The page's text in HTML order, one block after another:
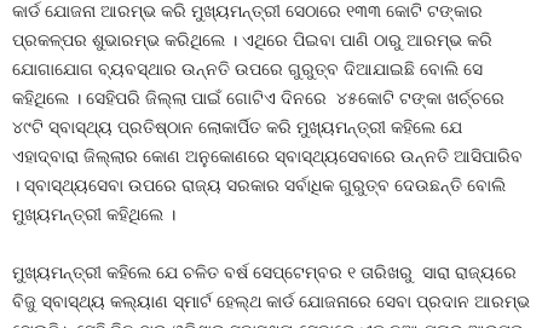
କାର୍ଡ ଯୋଜନା ଆରମ୍ଭ କରି ମୁଖ୍ୟମନ୍ତ୍ରୀ ସେଠାରେ ୧୩୩ କୋଟି ଟଙ୍କାର
ପ୍ରକଳ୍ପର ଶୁଭାରମ୍ଭ କରିଥିଲେ । ଏଥିରେ ପିଇବା ପାଣି ଠାରୁ ଆରମ୍ଭ କରି
ଯୋଗାଯୋଗ ବ୍ୟବସ୍ଥାର ଉନ୍ନତି ଉପରେ ଗୁରୁତ୍ବ ଦିଆଯାଇଛି ବୋଲି ସେ
କହିଥିଲେ । ସେହିପରି ଜିଲ୍ଲା ପାଇଁ ଗୋଟିଏ ଦିନରେ ୪୫କୋଟି ଟଙ୍କା ଖର୍ଚ୍ଚରେ
୪୯ଟି ସ୍ବାସ୍ଥ୍ୟ ପ୍ରତିଷ୍ଠାନ ଲୋକାର୍ପିତ କରି ମୁଖ୍ୟମନ୍ତ୍ରୀ କହିଲେ ଯେ
ଏହାଦ୍ବାରା ଜିଲ୍ଲାର କୋଣ ଅନୁକୋଣରେ ସ୍ବାସ୍ଥ୍ୟସେବାରେ ଉନ୍ନତି ଆସିପାରିବ
। ସ୍ବାସ୍ଥ୍ୟସେବା ଉପରେ ରାଜ୍ୟ ସରକାର ସର୍ବାଧିକ ଗୁରୁତ୍ବ ଦେଉଛନ୍ତି ବୋଲି
ମୁଖ୍ୟମନ୍ତ୍ରୀ କହିଥିଲେ ।
ମୁଖ୍ୟମନ୍ତ୍ରୀ କହିଲେ ଯେ ଚଳିତ ବର୍ଷ ସେପ୍ଟେମ୍ବର ୧ ତାରିଖରୁ ସାରା ରାଜ୍ୟରେ
ବିଜୁ ସ୍ବାସ୍ଥ୍ୟ କଲ୍ୟାଣ ସ୍ମାର୍ଟ ହେଲ୍‌ଥ କାର୍ଡ ଯୋଜନାରେ ସେବା ପ୍ରଦାନ ଆରମ୍ଭ